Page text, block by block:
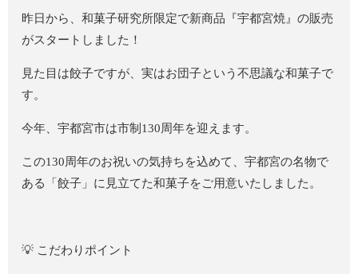
昨日から、和菓子研究所限定で新商品『宇都宮焼』の販売
がスタートしました！
見た目は餃子ですが、実はお団子という不思議な和菓子で
す。
今年、宇都宮市は市制130周年を迎えます。
この130周年のお祝いの気持ちを込めて、宇都宮の名物で
ある「餃子」に見立てた和菓子をご用意いたしました。
💡 こだわりポイント